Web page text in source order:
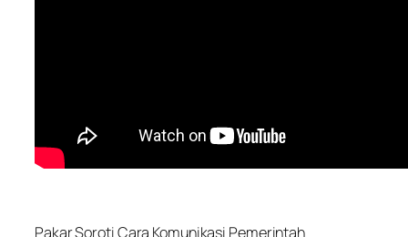
Pakar Soroti Cara Komunikasi Pemerintah